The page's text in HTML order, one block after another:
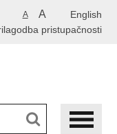
English
A A
pristupačnosti